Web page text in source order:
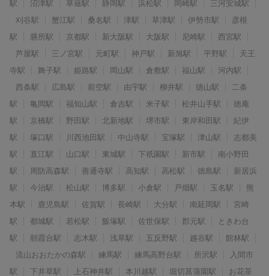
駅
沼津駅 草薙駅 静岡駅 浜松駅 岡崎駅
三河安城駅
刈谷駅
蟹江駅 桑名駅 津駅 草津駅 伊勢市駅
彦根
駅
膳所駅 京都駅 新大阪駅 大阪駅 尼崎駅
西宮駅
芦屋駅
三ノ宮駅 元町駅 神戸駅 新旭駅 平野駅
天王
寺駅
舞子駅 姫路駅 岡山駅 倉敷駅 福山駅
河内駅
西条駅
広島駅 前空駅 由宇駅 柳井駅 徳山駅
二条
駅
亀岡駅 福知山駅 倉吉駅 米子駅 松井山手駅
徳庵
駅
京橋駅 野田駅 北新地駅 堺市駅 東岸和田駅
紀伊
駅
塚口駅 川西池田駅 中山寺駅 宝塚駅 津山駅
志都美
駅
直江駅 山口駅 東城駅 下祇園駅 新市駅
南小野田
駅
周防高森駅 善通寺駅 高知駅 高松駅 徳島駅
新居浜
駅
今治駅 松山駅 博多駅 小倉駅 戸畑駅 玉名駅
熊
本駅
鹿児島駅 佐賀駅 長崎駅 大分駅 南延岡駅
宮崎
駅
都城駅 若松駅 飯塚駅 佐世保駅 郡元駅
ときわ台
駅
朝霞台駅 志木駅 浅草駅 五反野駅 越谷駅
館林駅
流山おおたかの森駅
練馬駅 練馬高野台駅 所沢駅
入間市
駅
下井草駅 上石神井駅 本川越駅 堀切菖蒲園駅 お花茶